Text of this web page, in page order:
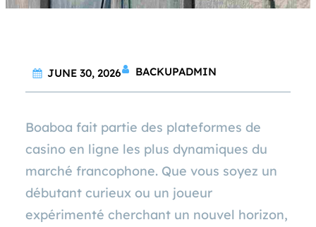
JUNE 30, 2026 BACKUPADMIN
Boaboa fait partie des plateformes de
casino en ligne les plus dynamiques du
marché francophone. Que vous soyez un
débutant curieux ou un joueur
expérimenté cherchant un nouvel horizon,